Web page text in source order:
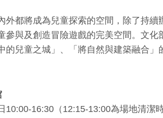
外都將成為兒童探索的空間，除了持
參與及創造冒險遊戲的完美空間。文
的兒童之城」、「將自然與建築融合
10:00-16:30（12:15-13:00為場地清潔